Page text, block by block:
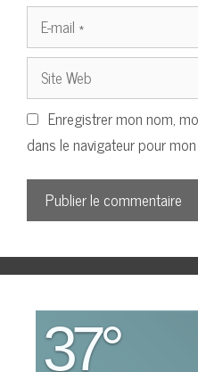
mail
Site
Web
Enregistrer mon nom,
dans le navigateur pour